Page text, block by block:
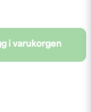
i varukorgen